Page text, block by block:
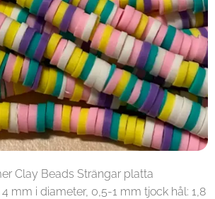
Clay Beads Strängar platta
mm i diameter, 0,5-1 mm tjock hål: 1,8